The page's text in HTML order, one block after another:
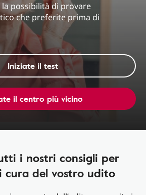
possibilità di provare
che preferite prima di
Iniziate il test
il centro più vicino
i nostri consigli per
cura del vostro udito